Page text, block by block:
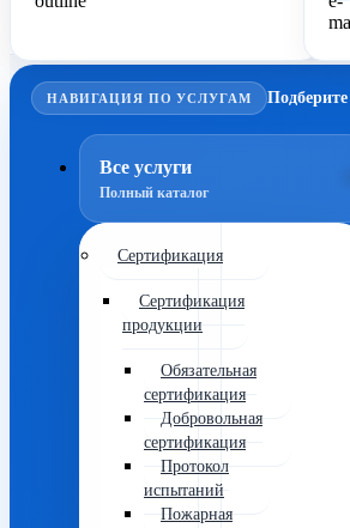
НАВИГАЦИЯ ПО УСЛУГАМ
Все услуги
Полный каталог
Сертификация
Сертификация
продукции
Обязательная
сертификация
Добровольная
сертификация
Протокол
испытаний
Пожарная